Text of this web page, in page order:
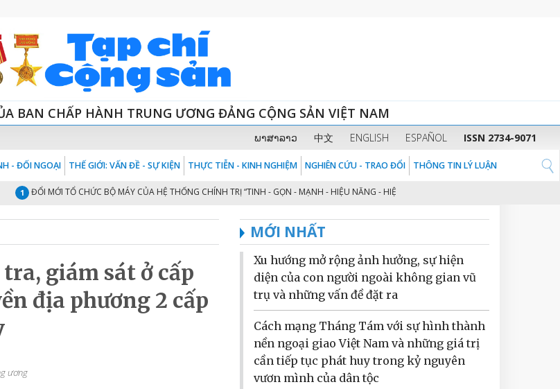
BAN CHẤP HÀNH TRUNG ƯƠNG ĐẢNG CỘNG SẢN VIỆT NAM
ພາສາລາວ 中文 ENGLISH ESPAÑOL ISSN 2734-9071
- ĐỐI NGOẠI THẾ GIỚI: VẤN ĐỀ - SỰ KIỆN THỰC TIỄN - KINH NGHIỆM NGHIÊN CỨU - TRAO ĐỔI THÔNG TIN LÝ LUẬN
ĐỔI MỚI TỔ CHỨC BỘ MÁY CỦA HỆ THỐNG CHÍNH TRỊ “TINH - GỌN - MẠNH - HIỆU NĂNG - HIỆU LỰC - HIỆU QUẢ” THEO TINH THẦN ĐỊNH
giám sát ở cấp
địa phương 2 cấp
ương
MỚI NHẤT
Xu hướng mở rộng ảnh hưởng, sự hiện
diện của con người ngoài không gian vũ
trụ và những vấn đề đặt ra
Cách mạng Tháng Tám với sự hình thành
nền ngoại giao Việt Nam và những giá trị
cần tiếp tục phát huy trong kỷ nguyên
vươn mình của dân tộc